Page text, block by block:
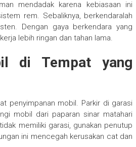
mendadak karena kebiasaan ini
rem. Sebaliknya, berkendaralah
Dengan gaya berkendara yang
lebih ringan dan tahan lama.
di Tempat yang
penyimpanan mobil. Parkir di garasi
mobil dari paparan sinar matahari
memiliki garasi, gunakan penutup
ini mencegah kerusakan cat dan